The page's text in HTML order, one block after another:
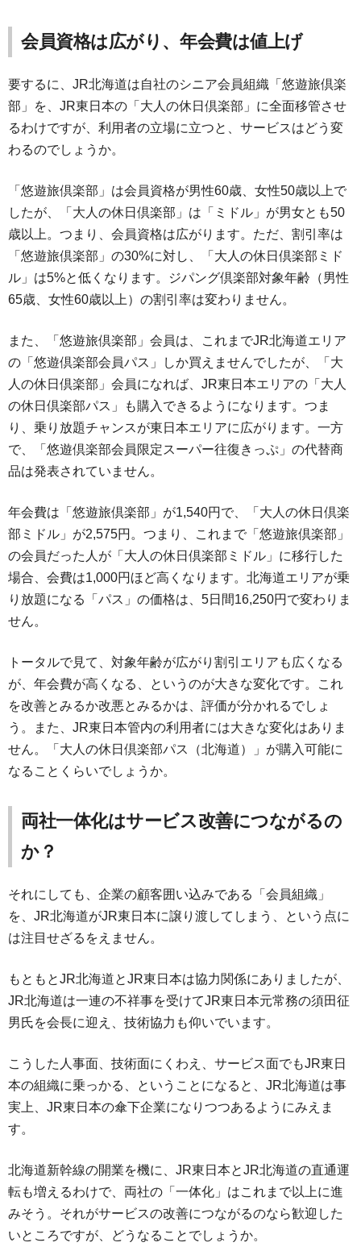
会員資格は広がり、年会費は値上げ
要するに、JR北海道は自社のシニア会員組織「悠遊旅倶楽
部」を、JR東日本の「大人の休日倶楽部」に全面移管させ
るわけですが、利用者の立場に立つと、サービスはどう変
わるのでしょうか。
「悠遊旅倶楽部」は会員資格が男性60歳、女性50歳以上で
したが、「大人の休日倶楽部」は「ミドル」が男女とも50
歳以上。つまり、会員資格は広がります。ただ、割引率は
「悠遊旅倶楽部」の30%に対し、「大人の休日倶楽部ミド
ル」は5%と低くなります。ジパング倶楽部対象年齢（男性
65歳、女性60歳以上）の割引率は変わりません。
また、「悠遊旅倶楽部」会員は、これまでJR北海道エリア
の「悠遊倶楽部会員パス」しか買えませんでしたが、「大
人の休日倶楽部」会員になれば、JR東日本エリアの「大人
の休日倶楽部パス」も購入できるようになります。つま
り、乗り放題チャンスが東日本エリアに広がります。一方
で、「悠遊倶楽部会員限定スーパー往復きっぷ」の代替商
品は発表されていません。
年会費は「悠遊旅倶楽部」が1,540円で、「大人の休日倶楽
部ミドル」が2,575円。つまり、これまで「悠遊旅倶楽部」
の会員だった人が「大人の休日倶楽部ミドル」に移行した
場合、会費は1,000円ほど高くなります。北海道エリアが乗
り放題になる「パス」の価格は、5日間16,250円で変わりま
せん。
トータルで見て、対象年齢が広がり割引エリアも広くなる
が、年会費が高くなる、というのが大きな変化です。これ
を改善とみるか改悪とみるかは、評価が分かれるでしょ
う。また、JR東日本管内の利用者には大きな変化はありま
せん。「大人の休日倶楽部パス（北海道）」が購入可能に
なることくらいでしょうか。
両社一体化はサービス改善につながるの
か？
それにしても、企業の顧客囲い込みである「会員組織」
を、JR北海道がJR東日本に譲り渡してしまう、という点に
は注目せざるをえません。
もともとJR北海道とJR東日本は協力関係にありましたが、
JR北海道は一連の不祥事を受けてJR東日本元常務の須田征
男氏を会長に迎え、技術協力も仰いでいます。
こうした人事面、技術面にくわえ、サービス面でもJR東日
本の組織に乗っかる、ということになると、JR北海道は事
実上、JR東日本の傘下企業になりつつあるようにみえま
す。
北海道新幹線の開業を機に、JR東日本とJR北海道の直通運
転も増えるわけで、両社の「一体化」はこれまで以上に進
みそう。それがサービスの改善につながるのなら歓迎した
いところですが、どうなることでしょうか。